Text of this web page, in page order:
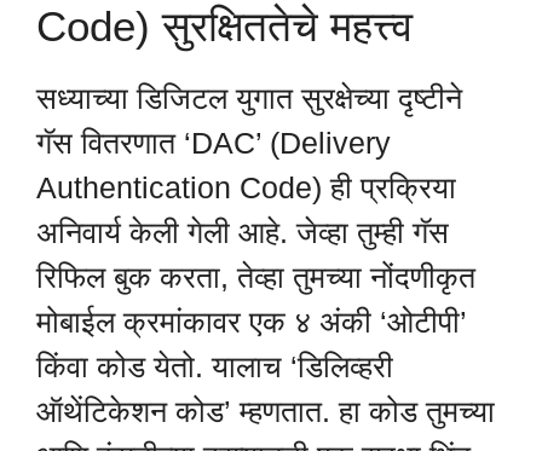
Code) सुरक्षिततेचे महत्त्व
सध्याच्या डिजिटल युगात सुरक्षेच्या दृष्टीने
गॅस वितरणात ‘DAC’ (Delivery
Authentication Code) ही प्रक्रिया
अनिवार्य केली गेली आहे. जेव्हा तुम्ही गॅस
रिफिल बुक करता, तेव्हा तुमच्या नोंदणीकृत
मोबाईल क्रमांकावर एक ४ अंकी ‘ओटीपी’
किंवा कोड येतो. यालाच ‘डिलिव्हरी
ऑथेंटिकेशन कोड’ म्हणतात. हा कोड तुमच्या